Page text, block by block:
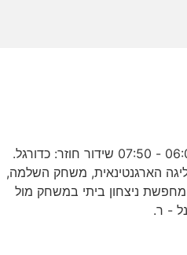
בוקה ג'וניורס - אסטודיאנטס 06:00 - 07:50 שידור חוזר: כדורגל.
הארגנטינאית, משחק השלמה,
2026/27. בוקה מחפשת ניצחון ביתי במשחק מול
- ר.